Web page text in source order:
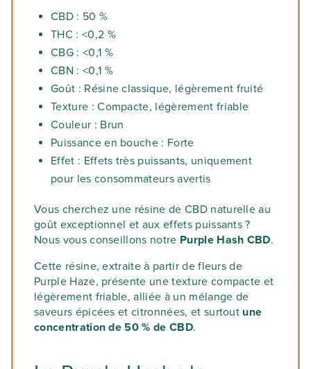
CBD : 50 %
THC : <0,2 %
CBG : <0,1 %
CBN : <0,1 %
Goût : Résine classique, légèrement fruité
Texture : Compacte, légèrement friable
Couleur : Brun
Puissance en bouche : Forte
Effet : Effets très puissants, uniquement
pour les consommateurs avertis
Vous cherchez une résine de CBD naturelle au
goût exceptionnel et aux effets puissants ?
Nous vous conseillons notre Purple Hash CBD.
Cette résine, extraite à partir de fleurs de
Purple Haze, présente une texture compacte et
légèrement friable, alliée à un mélange de
saveurs épicées et citronnées, et surtout une
concentration de 50 % de CBD.